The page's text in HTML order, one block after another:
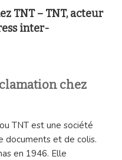
TNT – TNT, acteur
inter-
chez
TNT est une société
documents et de colis.
en 1946. Elle